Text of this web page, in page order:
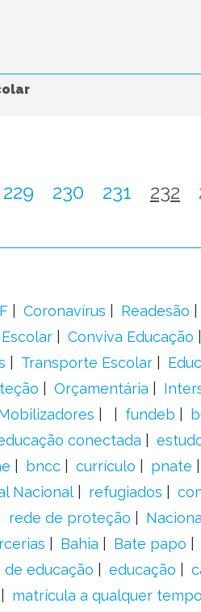
229 230 231 232
Coronavírus Readesão
Conviva Educação
Transporte Escolar
Orçamentária
fundeb
conectada
bncc currículo pnate
Nacional refugiados
rede de proteção
Bahia Bate papo
educação educação
matrícula a qualquer tempo